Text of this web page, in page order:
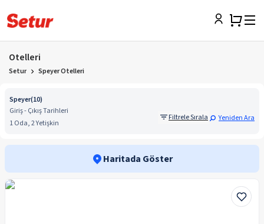
Otelleri
Setur Speyer Otelleri
Speyer(10)
Giriş - Çıkış Tarihleri
1 Oda, 2 Yetişkin
Filtrele Sırala Yeniden Ara
Haritada Göster